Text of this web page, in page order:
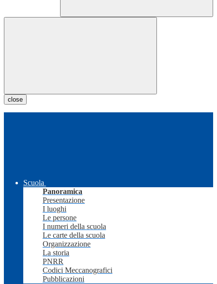
close
Scuola
Panoramica
Presentazione
I luoghi
Le persone
I numeri della scuola
Le carte della scuola
Organizzazione
La storia
PNRR
Codici Meccanografici
Pubblicazioni